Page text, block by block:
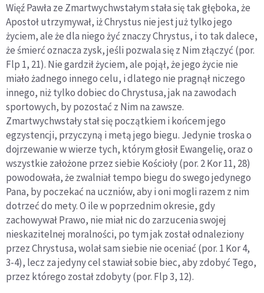
Więź Pawła ze Zmartwychwstałym stała się tak głęboka, że
Apostoł utrzymywał, iż Chrystus nie jest już tylko jego
życiem, ale że dla niego żyć znaczy Chrystus, i to tak dalece,
że śmierć oznacza zysk, jeśli pozwala się z Nim złączyć (por.
Flp 1, 21). Nie gardził życiem, ale pojął, że jego życie nie
miało żadnego innego celu, i dlatego nie pragnął niczego
innego, niż tylko dobiec do Chrystusa, jak na zawodach
sportowych, by pozostać z Nim na zawsze.
Zmartwychwstały stał się początkiem i końcem jego
egzystencji, przyczyną i metą jego biegu. Jedynie troska o
dojrzewanie w wierze tych, którym głosił Ewangelię, oraz o
wszystkie założone przez siebie Kościoły (por. 2 Kor 11, 28)
powodowała, że zwalniał tempo biegu do swego jedynego
Pana, by poczekać na uczniów, aby i oni mogli razem z nim
dotrzeć do mety. O ile w poprzednim okresie, gdy
zachowywał Prawo, nie miał nic do zarzucenia swojej
nieskazitelnej moralności, po tym jak został odnaleziony
przez Chrystusa, wolał sam siebie nie oceniać (por. 1 Kor 4,
3-4), lecz za jedyny cel stawiał sobie biec, aby zdobyć Tego,
przez którego został zdobyty (por. Flp 3, 12).